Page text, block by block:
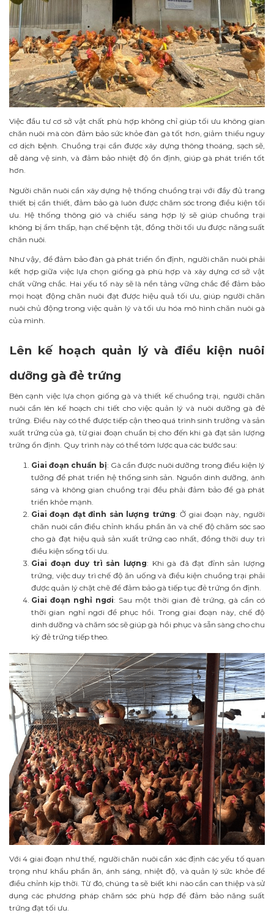
Việc đầu tư cơ sở vật chất phù hợp không chỉ giúp tối ưu không gian
chăn nuôi mà còn đảm bảo sức khỏe đàn gà tốt hơn, giảm thiểu nguy
cơ dịch bệnh. Chuồng trại cần được xây dựng thông thoáng, sạch sẽ,
dễ dàng vệ sinh, và đảm bảo nhiệt độ ổn định, giúp gà phát triển tốt
hơn.
Người chăn nuôi cần xây dựng hệ thống chuồng trại với đầy đủ trang
thiết bị cần thiết, đảm bảo gà luôn được chăm sóc trong điều kiện tối
ưu. Hệ thống thông gió và chiếu sáng hợp lý sẽ giúp chuồng trại
không bị ẩm thấp, hạn chế bệnh tật, đồng thời tối ưu được năng suất
chăn nuôi.
Như vậy, để đảm bảo đàn gà phát triển ổn định, người chăn nuôi phải
kết hợp giữa việc lựa chọn giống gà phù hợp và xây dựng cơ sở vật
chất vững chắc. Hai yếu tố này sẽ là nền tảng vững chắc để đảm bảo
mọi hoạt động chăn nuôi đạt được hiệu quả tối ưu, giúp người chăn
nuôi chủ động trong việc quản lý và tối ưu hóa mô hình chăn nuôi gà
của mình.
Lên kế hoạch quản lý và điều kiện nuôi
dưỡng gà đẻ trứng
Bên cạnh việc lựa chọn giống gà và thiết kế chuồng trại, người chăn
nuôi cần lên kế hoạch chi tiết cho việc quản lý và nuôi dưỡng gà đẻ
trứng. Điều này có thể được tiếp cận theo quá trình sinh trưởng và sản
xuất trứng của gà, từ giai đoạn chuẩn bị cho đến khi gà đạt sản lượng
trứng ổn định. Quy trình này có thể tóm lược qua các bước sau:
Giai đoạn chuẩn bị: Gà cần được nuôi dưỡng trong điều kiện lý
tưởng để phát triển hệ thống sinh sản. Nguồn dinh dưỡng, ánh
sáng và không gian chuồng trại đều phải đảm bảo để gà phát
triển khỏe mạnh.
Giai đoạn đạt đỉnh sản lượng trứng: Ở giai đoạn này, người
chăn nuôi cần điều chỉnh khẩu phần ăn và chế độ chăm sóc sao
cho gà đạt hiệu quả sản xuất trứng cao nhất, đồng thời duy trì
điều kiện sống tối ưu.
Giai đoạn duy trì sản lượng: Khi gà đã đạt đỉnh sản lượng
trứng, việc duy trì chế độ ăn uống và điều kiện chuồng trại phải
được quản lý chặt chẽ để đảm bảo gà tiếp tục đẻ trứng ổn định.
Giai đoạn nghỉ ngơi: Sau một thời gian đẻ trứng, gà cần có
thời gian nghỉ ngơi để phục hồi. Trong giai đoạn này, chế độ
dinh dưỡng và chăm sóc sẽ giúp gà hồi phục và sẵn sàng cho chu
kỳ đẻ trứng tiếp theo.
Với 4 giai đoạn như thế, người chăn nuôi cần xác định các yếu tố quan
trọng như khẩu phần ăn, ánh sáng, nhiệt độ, và quản lý sức khỏe để
điều chỉnh kịp thời. Từ đó, chúng ta sẽ biết khi nào cần can thiệp và sử
dụng các phương pháp chăm sóc phù hợp để đảm bảo năng suất
trứng đạt tối ưu.